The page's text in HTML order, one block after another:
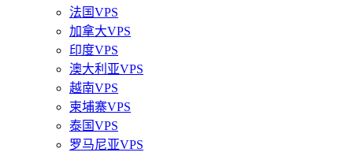
法国VPS
加拿大VPS
印度VPS
澳大利亚VPS
越南VPS
柬埔寨VPS
泰国VPS
罗马尼亚VPS